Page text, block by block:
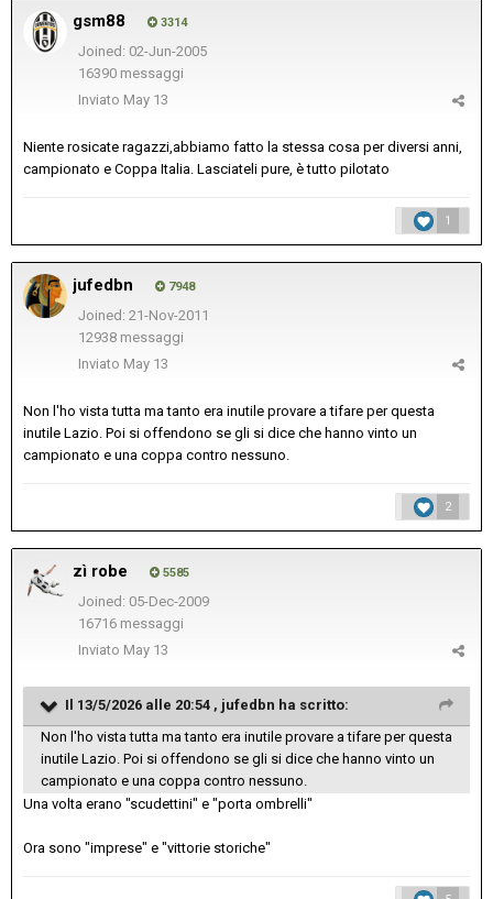
gsm88 3314
Joined: 02-Jun-2005
16390 messaggi
Inviato May 13
Niente rosicate ragazzi,abbiamo fatto la stessa cosa per diversi anni,
campionato e Coppa Italia. Lasciateli pure, è tutto pilotato
1
jufedbn 7948
Joined: 21-Nov-2011
12938 messaggi
Inviato May 13
Non l'ho vista tutta ma tanto era inutile provare a tifare per questa
inutile Lazio. Poi si offendono se gli si dice che hanno vinto un
campionato e una coppa contro nessuno.
2
zì robe 5585
Joined: 05-Dec-2009
16716 messaggi
Inviato May 13
Il 13/5/2026 alle 20:54 , jufedbn ha scritto:
Non l'ho vista tutta ma tanto era inutile provare a tifare per questa
inutile Lazio. Poi si offendono se gli si dice che hanno vinto un
campionato e una coppa contro nessuno.
Una volta erano "scudettini" e "porta ombrelli"
Ora sono "imprese" e "vittorie storiche"